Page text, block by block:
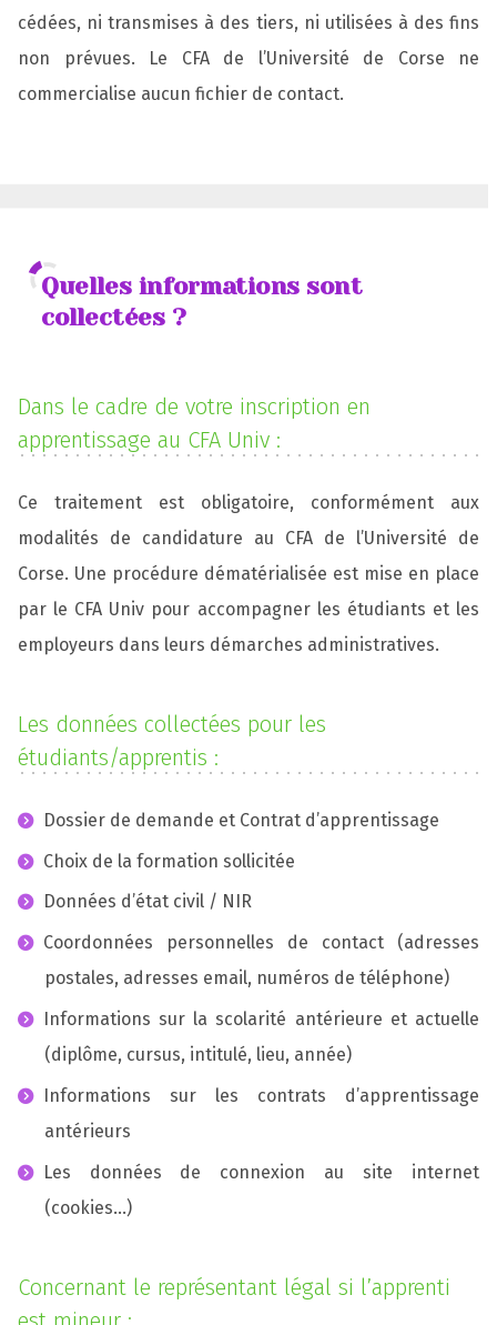
cédées, ni transmises à des tiers, ni utilisées à des fins
non prévues. Le CFA de l’Université de Corse ne
commercialise aucun fichier de contact.
Quelles informations sont
collectées ?
Dans le cadre de votre inscription en
apprentissage au CFA Univ :
Ce traitement est obligatoire, conformément aux
modalités de candidature au CFA de l’Université de
Corse. Une procédure dématérialisée est mise en place
par le CFA Univ pour accompagner les étudiants et les
employeurs dans leurs démarches administratives.
Les données collectées pour les
étudiants/apprentis :
Dossier de demande et Contrat d’apprentissage
Choix de la formation sollicitée
Données d’état civil / NIR
Coordonnées personnelles de contact (adresses
postales, adresses email, numéros de téléphone)
Informations sur la scolarité antérieure et actuelle
(diplôme, cursus, intitulé, lieu, année)
Informations sur les contrats d’apprentissage
antérieurs
Les données de connexion au site internet
(cookies…)
Concernant le représentant légal si l’apprenti